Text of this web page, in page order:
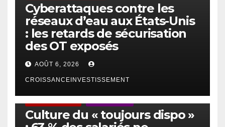
Cyberattaques contre les
réseaux d’eau aux États-Unis
: les retards de sécurisation
des OT exposés
AOÛT 6, 2026
CROISSANCEINVESTISSEMENT
Culture du « toujours dispo »